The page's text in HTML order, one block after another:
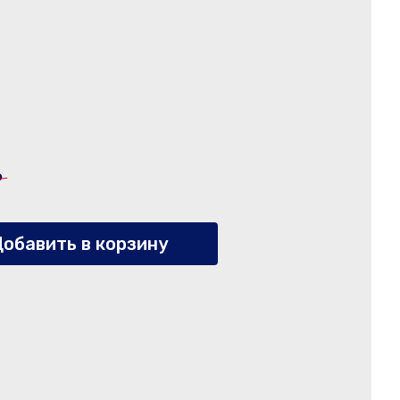
в корзину